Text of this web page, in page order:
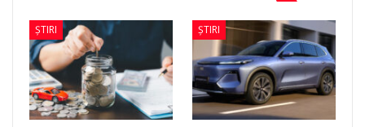
ȘTIRI ȘTIRI